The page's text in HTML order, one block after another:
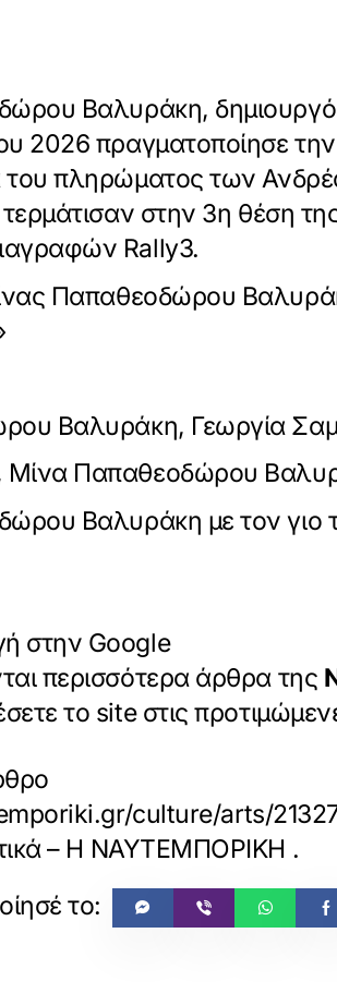
Βαλυράκη,
2026 πραγματοποίησε
του πληρώματος των
στην 3η θέση
Rally3.
Παπαθεοδώρου
Βαλυράκη, Γεωργία
Μίνα Παπαθεοδώρου
Βαλυράκη με τον γιο
στην Google
περισσότερα άρθρα της
το site στις
culture/arts/
– Η ΝΑΥΤΕΜΠΟΡΙΚΗ .